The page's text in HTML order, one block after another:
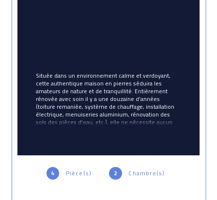
4 Pièce(s) 2 Chambre(s)
Située dans un environnement calme et verdoyant,
cette authentique maison en pierres séduira les
amateurs de nature et de tranquillité. Entièrement
rénovée avec soin il y a une douzaine d'années
(toiture remaniée, système de chauffage, installation
électrique, menuiseries aluminium, rénovation des
sols des pièces d'eau, etc.), elle ne nécessite aucun
chaleureuse pièce de vie où le cachet de l'ancien
a été préservé grâce à un mur en pierres